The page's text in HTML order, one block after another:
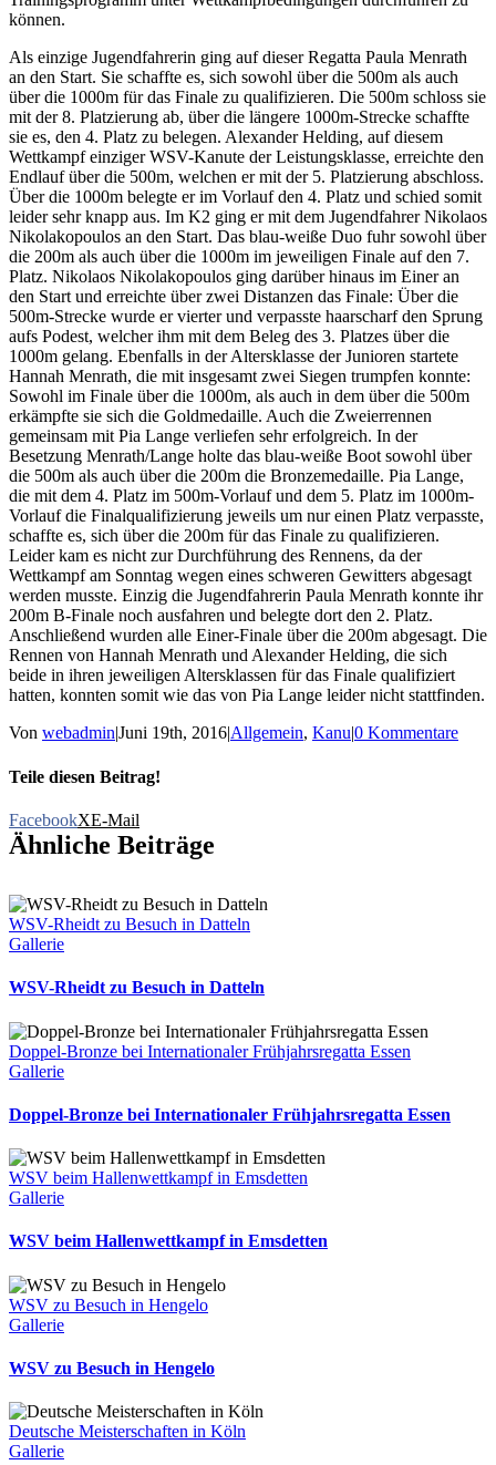
können.
Als einzige Jugendfahrerin ging auf dieser Regatta Paula Menrath
an den Start. Sie schaffte es, sich sowohl über die 500m als auch
über die 1000m für das Finale zu qualifizieren. Die 500m schloss sie
mit der 8. Platzierung ab, über die längere 1000m-Strecke schaffte
sie es, den 4. Platz zu belegen. Alexander Helding, auf diesem
Wettkampf einziger WSV-Kanute der Leistungsklasse, erreichte den
Endlauf über die 500m, welchen er mit der 5. Platzierung abschloss.
Über die 1000m belegte er im Vorlauf den 4. Platz und schied somit
leider sehr knapp aus. Im K2 ging er mit dem Jugendfahrer Nikolaos
Nikolakopoulos an den Start. Das blau-weiße Duo fuhr sowohl über
die 200m als auch über die 1000m im jeweiligen Finale auf den 7.
Platz. Nikolaos Nikolakopoulos ging darüber hinaus im Einer an
den Start und erreichte über zwei Distanzen das Finale: Über die
500m-Strecke wurde er vierter und verpasste haarscharf den Sprung
aufs Podest, welcher ihm mit dem Beleg des 3. Platzes über die
1000m gelang. Ebenfalls in der Altersklasse der Junioren startete
Hannah Menrath, die mit insgesamt zwei Siegen trumpfen konnte:
Sowohl im Finale über die 1000m, als auch in dem über die 500m
erkämpfte sie sich die Goldmedaille. Auch die Zweierrennen
gemeinsam mit Pia Lange verliefen sehr erfolgreich. In der
Besetzung Menrath/Lange holte das blau-weiße Boot sowohl über
die 500m als auch über die 200m die Bronzemedaille. Pia Lange,
die mit dem 4. Platz im 500m-Vorlauf und dem 5. Platz im 1000m-
Vorlauf die Finalqualifizierung jeweils um nur einen Platz verpasste,
schaffte es, sich über die 200m für das Finale zu qualifizieren.
Leider kam es nicht zur Durchführung des Rennens, da der
Wettkampf am Sonntag wegen eines schweren Gewitters abgesagt
werden musste. Einzig die Jugendfahrerin Paula Menrath konnte ihr
200m B-Finale noch ausfahren und belegte dort den 2. Platz.
Anschließend wurden alle Einer-Finale über die 200m abgesagt. Die
Rennen von Hannah Menrath und Alexander Helding, die sich
beide in ihren jeweiligen Altersklassen für das Finale qualifiziert
hatten, konnten somit wie das von Pia Lange leider nicht stattfinden.
Von webadmin|Juni 19th, 2016|Allgemein, Kanu|0 Kommentare
Teile diesen Beitrag!
FacebookXE-Mail
Ähnliche Beiträge
WSV-Rheidt zu Besuch in Datteln
Gallerie
WSV-Rheidt zu Besuch in Datteln
Doppel-Bronze bei Internationaler Frühjahrsregatta Essen
Gallerie
Doppel-Bronze bei Internationaler Frühjahrsregatta Essen
WSV beim Hallenwettkampf in Emsdetten
Gallerie
WSV beim Hallenwettkampf in Emsdetten
WSV zu Besuch in Hengelo
Gallerie
WSV zu Besuch in Hengelo
Deutsche Meisterschaften in Köln
Gallerie